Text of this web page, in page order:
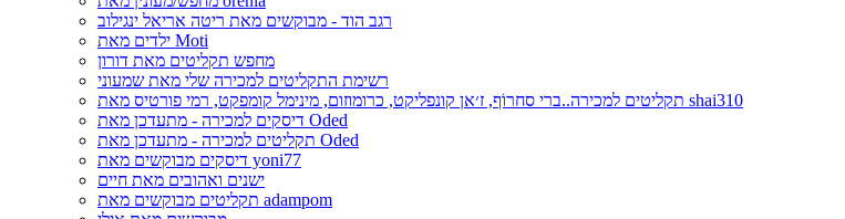
רגב הוד - מבוקשים מאת ריטה אריאל ינגילוב
ילדים מאת Moti
מחפש תקליטים מאת דורון
רשימת התקליטים למכירה שלי מאת שמעוני
תקליטים למכירה..ברי סחרוֹף, ז׳אן קונפליקט, כרומוזום, מינימל קומפקט, רמי פורטיס מאת shai310
דיסקים למכירה - מתעדכן מאת Oded
תקליטים למכירה - מתעדכן מאת Oded
דיסקים מבוקשים מאת yoni77
ישנים ואהובים מאת חיים
תקליטים מבוקשים מאת adampom